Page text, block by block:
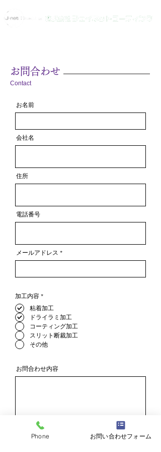
お問合わせ
Contact
お名前
会社名
住所
電話番号
メールアドレス
加工内容 *必
項
目
粘着加工
ドライラミ加工
コーティング加工
スリット断裁加工
その他
お問合わせ内容
プライバシーポリシーを表示
Phone お問い合わせフォーム